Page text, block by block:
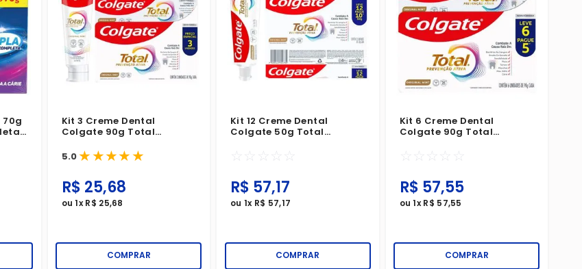
70g
Kit 3 Creme Dental
Colgate 90g Total
Mint
5.0★★★★★
R$ 25,68
ou1xR$ 25,68
COMPRAR
Kit 12 Creme Dental
Colgate 50g Total
Mint Leve 12 Pague 10
☆ ☆ ☆ ☆ ☆
R$ 57,17
ou 1x R$ 57,17
COMPRAR
Kit 6 Creme Dental
Colgate 90g Total
Mint Leve 6 Pague 5
☆ ☆ ☆ ☆ ☆
R$ 57,55
ou1xR$ 57,55
COMPRAR